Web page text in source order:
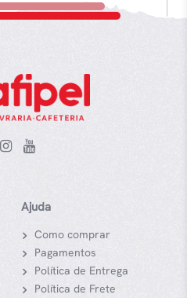
Ajuda
Como comprar
Pagamentos
Política de Entrega
Política de Frete